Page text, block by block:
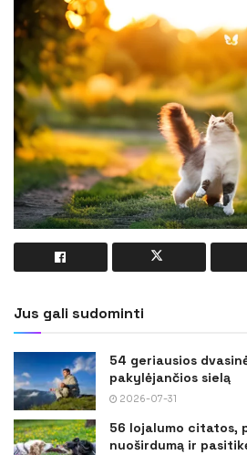
Jus gali sudominti
54 geriausios
pakylėjančios sielą
2026-07-31
56 lojalumo citatos,
nuoširdumą ir